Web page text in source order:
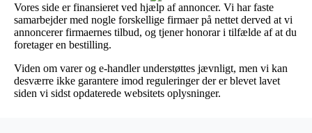
Vores side er finansieret ved hjælp af annoncer. Vi har faste
samarbejder med nogle forskellige firmaer på nettet derved at vi
annoncerer firmaernes tilbud, og tjener honorar i tilfælde af at du
foretager en bestilling.
Viden om varer og e-handler understøttes jævnligt, men vi kan
desværre ikke garantere imod reguleringer der er blevet lavet
siden vi sidst opdaterede websitets oplysninger.